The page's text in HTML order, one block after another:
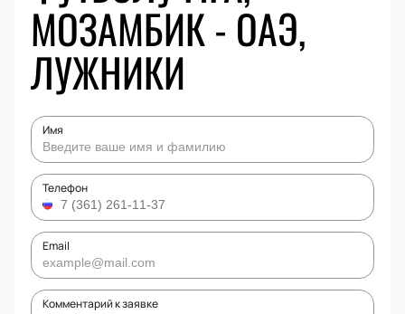
МОЗАМБИК - ОАЭ,
ЛУЖНИКИ
Имя
Телефон
Email
Комментарий к заявке